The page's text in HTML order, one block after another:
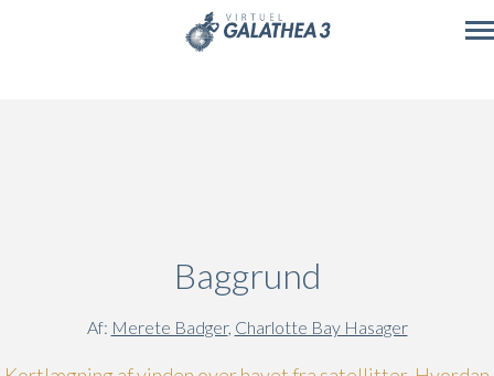
Baggrund
Af: Merete Badger, Charlotte Bay Hasager